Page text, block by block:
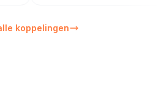
koppelingen